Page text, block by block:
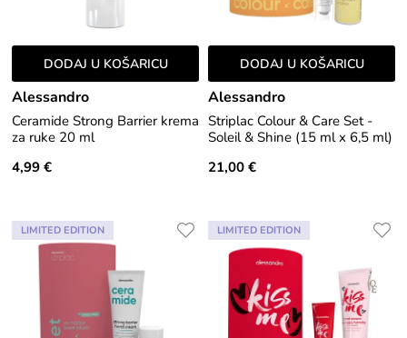
DODAJ U KOŠARICU
Alessandro
Ceramide Strong Barrier krema
za ruke 20 ml
4,99 €
DODAJ U KOŠARICU
Alessandro
Striplac Colour & Care Set -
Soleil & Shine (15 ml x 6,5 ml)
21,00 €
LIMITED EDITION LIMITED EDITION